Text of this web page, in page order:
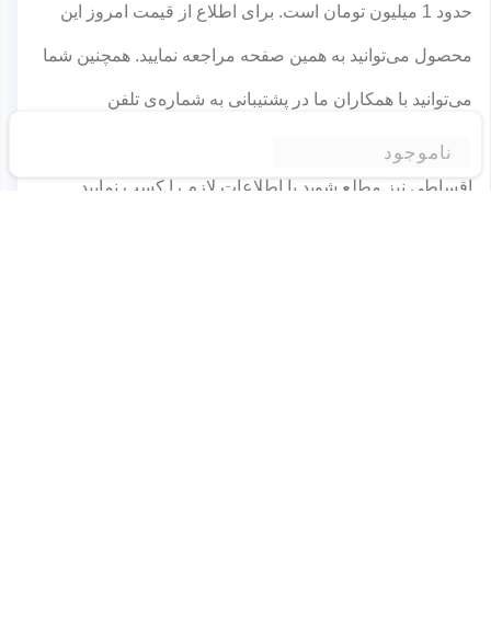
ناموجود
حدود 1 میلیون تومان است. برای اطلاع از قیمت امروز این
محصول می‌توانید به همین صفحه مراجعه نمایید. همچنین شما
می‌توانید با همکاران ما در پشتیبانی به شماره‌ی تلفن
۰۲۱۴۵۳۲۴
اقساطی نیز مطلع شوید یا اطلاعات لازم را کسب نمایید.